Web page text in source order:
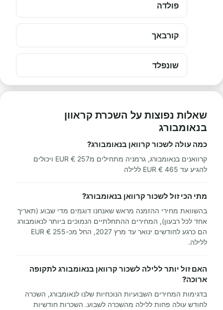
פולדה
קורבאך
שונפלד
שאלות נפוצות על השכרת קראוון
בנאומבורג
כמה עולה לשכור קרוואן בנאומבורג?
קרוואנים בנאומבורג, גרמניה מתחילים מ257 € EUR ויכולים
להגיע עד 465 € EUR ללילה
מתי הכי זול לשכור קרוואן בנאומבורג?
בהשוואת מחירי ההזמנה מראש שאנחנו דוגמים מדי שבוע (תאריך
אחד לכל רבעון), המחירים ההתחלתיים הנמוכים ביותר לנאומבורג
הם כרגע לחודשים ינואר עד מרץ 2027, החל מכ-255 € EUR
ללילה.
האם זול יותר ללילה לשכור קרוואן בנאומבורג לתקופה
ארוכה?
בדגימות המחירים השבועיות הנוכחיות שלנו לנאומבורג, השכרה
לחודש עולה פחות ללילה מהשכרה לשבוע. השכרות חודשיות